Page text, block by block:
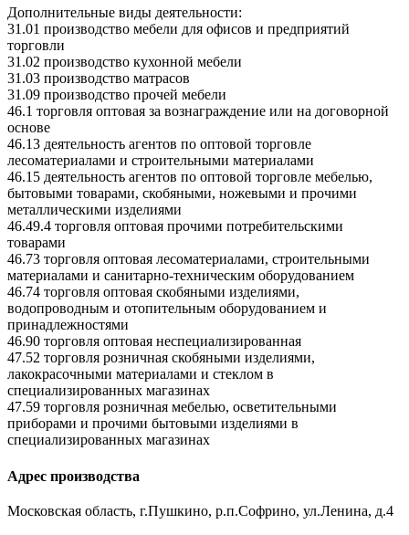
Дополнительные виды деятельности:
31.01 производство мебели для офисов и предприятий
торговли
31.02 производство кухонной мебели
31.03 производство матрасов
31.09 производство прочей мебели
46.1 торговля оптовая за вознаграждение или на договорной
основе
46.13 деятельность агентов по оптовой торговле
лесоматериалами и строительными материалами
46.15 деятельность агентов по оптовой торговле мебелью,
бытовыми товарами, скобяными, ножевыми и прочими
металлическими изделиями
46.49.4 торговля оптовая прочими потребительскими
товарами
46.73 торговля оптовая лесоматериалами, строительными
материалами и санитарно-техническим оборудованием
46.74 торговля оптовая скобяными изделиями,
водопроводным и отопительным оборудованием и
принадлежностями
46.90 торговля оптовая неспециализированная
47.52 торговля розничная скобяными изделиями,
лакокрасочными материалами и стеклом в
специализированных магазинах
47.59 торговля розничная мебелью, осветительными
приборами и прочими бытовыми изделиями в
специализированных магазинах
Адрес производства
Московская область, г.Пушкино, р.п.Софрино, ул.Ленина, д.4